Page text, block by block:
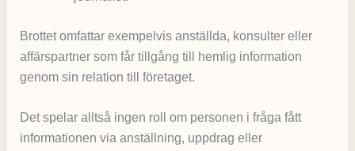
Brottet omfattar exempelvis anställda, konsulter eller
affärspartner som får tillgång till hemlig information
genom sin relation till företaget.
Det spelar alltså ingen roll om personen i fråga fått
informationen via anställning, uppdrag eller